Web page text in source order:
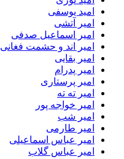
امید یوسفی
امیر آتشی
امیر اسماعیل صدفی
امیر اند و حشمت فغانی
امیر بقایی
امیر پدرام
امیر پرستاری
امیر ته ته
امیر خواجه پور
امیر شب
امیر طارمی
امیر عباس اسماعیلی
امیر عباس گلاب